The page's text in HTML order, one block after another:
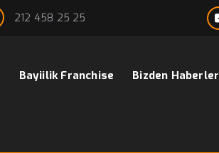
212 458 25 25
Bayiilik Franchise Bizden Haberler